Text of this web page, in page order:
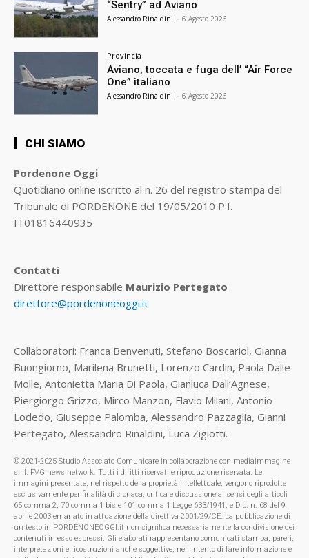
“Sentry” ad Aviano
Alessandro Rinaldini - 6 Agosto 2026
Provincia
Aviano, toccata e fuga dell’ “Air Force
One” italiano
Alessandro Rinaldini - 6 Agosto 2026
CHI SIAMO
Pordenone Oggi
Quotidiano online iscritto al n. 26 del registro stampa del
Tribunale di PORDENONE del 19/05/2010 P.I.
IT01816440935
Contatti
Direttore responsabile Maurizio Pertegato
direttore@pordenoneoggi.it
Collaboratori: Franca Benvenuti, Stefano Boscariol, Gianna
Buongiorno, Marilena Brunetti, Lorenzo Cardin, Paola Dalle
Molle, Antonietta Maria Di Paola, Gianluca Dall’Agnese,
Piergiorgo Grizzo, Mirco Manzon, Flavio Milani, Antonio
Lodedo, Giuseppe Palomba, Alessandro Pazzaglia, Gianni
Pertegato, Alessandro Rinaldini, Luca Zigiotti.
© 2021-2025 Studio Associato Comunicare in collaborazione con mediaimmagine
s.r.l. FVG.news network. Tutti i diritti riservati e riproduzione riservata. Le
immagini presentate, nel rispetto della proprietà intellettuale, vengono riprodotte
esclusivamente per finalità di cronaca, critica e discussione ai sensi degli articoli
65 comma 2, 70 comma 1 bis e 101 comma 1 Legge 633/1941, e D.L. n. 68 del 9
aprile 2003 emanato in attuazione della direttiva 2001/29/CE. La pubblicazione di
un testo in PORDENONEOGGI.it non significa necessariamente la condivisione dei
contenuti in esso espressi. Gli elaborati rappresentano comunicati stampa, pareri,
interpretazioni e ricostruzioni anche soggettive, nell'intento di fare informazione e